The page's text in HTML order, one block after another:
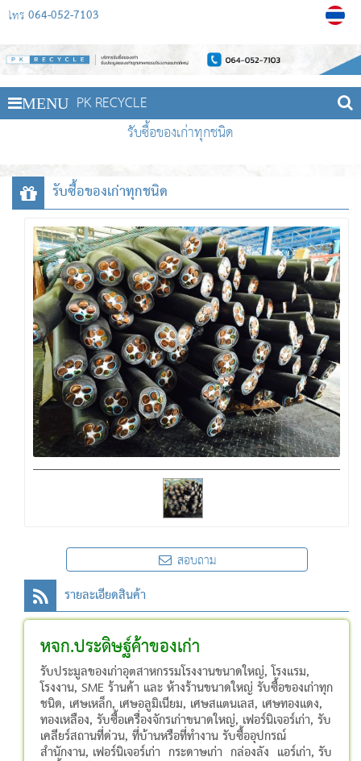
โทร 064-052-7103
MENU PK RECYCLE
รับซื้อของเก่าทุกชนิด
รับซื้อของเก่าทุกชนิด
สอบถาม
รายละเอียดสินค้า
หจก.ประดิษฐ์ค้าของเก่า
รับประมูลของเก่าอุตสาหกรรมโรงงานขนาดใหญ่, โรงแรม,
โรงงาน, SME ร้านค้า และ ห้างร้านขนาดใหญ่ รับซื้อของเก่าทุก
ชนิด, เศษเหล็ก, เศษอลูมิเนียม, เศษสแตนเลส, เศษทองแดง,
ทองเหลือง, รับซื้อเครื่องจักรเก่าขนาดใหญ่, เฟอร์นิเจอร์เก่า, รับ
เคลียร์สถานที่ด่วน, ที่บ้านหรือที่ทำงาน รับซื้ออุปกรณ์
สำนักงาน, เฟอร์นิเจอร์เก่า กระดาษเก่า กล่องลัง แอร์เก่า, รับ